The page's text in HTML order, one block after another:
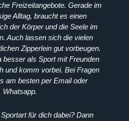
Freizeitangebote. Gerade im
Alltag, braucht es einen
der Körper und die Seele im
Auch lassen sich die vielen
Zipperlein gut vorbeugen.
besser als Sport mit Freunden
und komm vorbei. Bei Fragen
am besten per Email oder
Whatsapp.
für dich dabei? Dann